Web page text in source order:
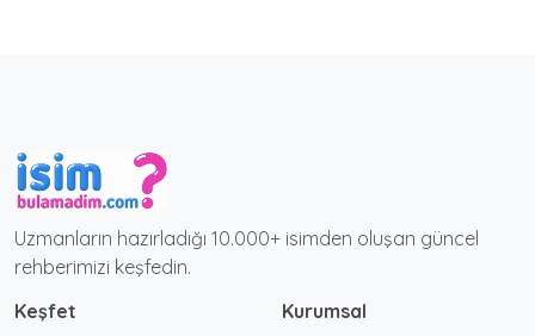
Uzmanların hazırladığı 10.000+ isimden oluşan güncel
rehberimizi keşfedin.
Keşfet
Kurumsal